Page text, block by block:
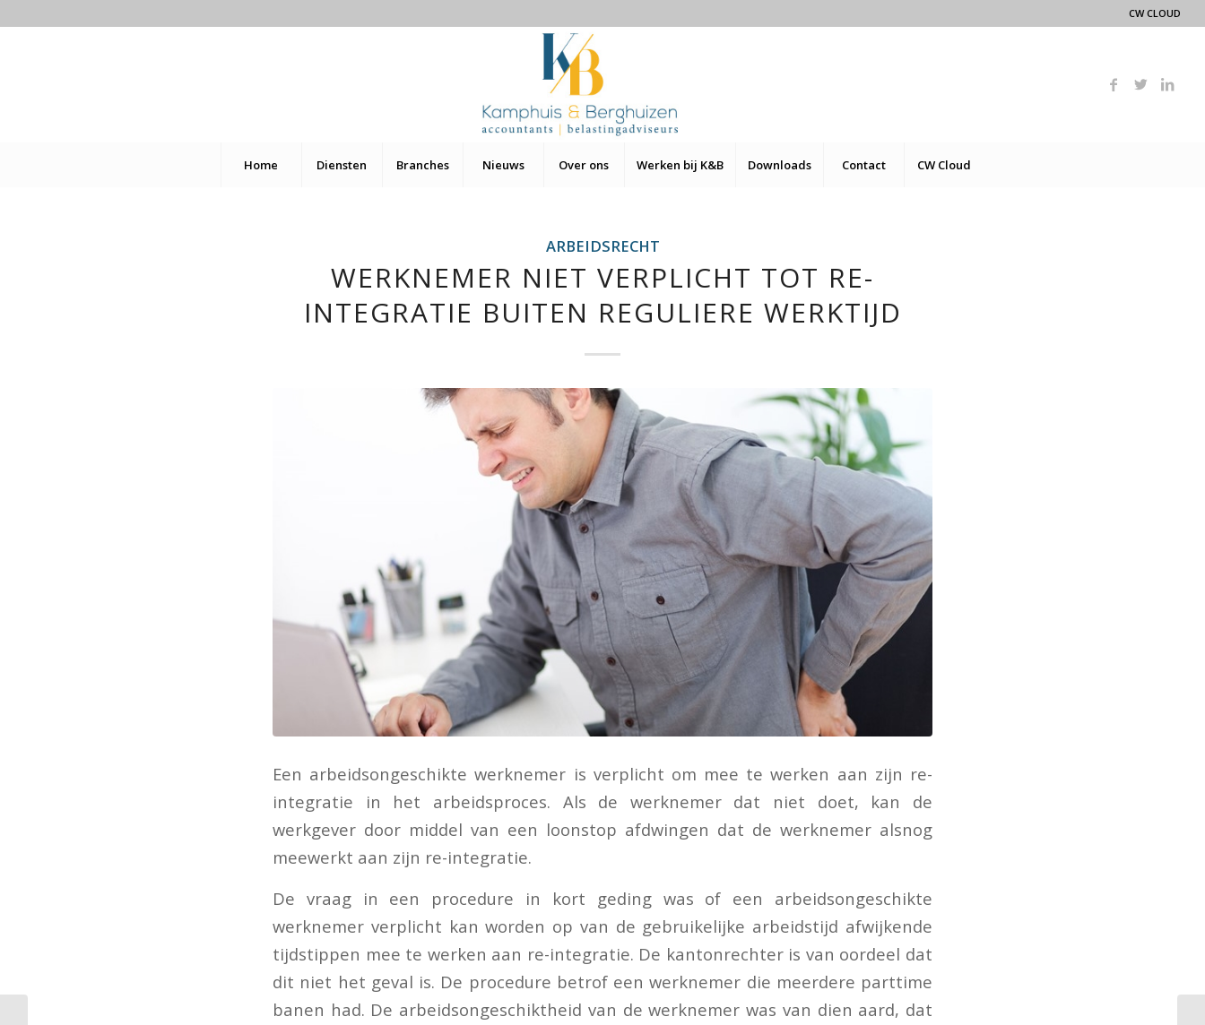
CW CLOUD
Home Diensten Branches Nieuws Over ons Werken bij K&B Downloads Contact CW Cloud
ARBEIDSRECHT
WERKNEMER NIET VERPLICHT TOT RE-
INTEGRATIE BUITEN REGULIERE WERKTIJD
Een arbeidsongeschikte werknemer is verplicht om mee te werken aan zijn re-
integratie in het arbeidsproces. Als de werknemer dat niet doet, kan de
werkgever door middel van een loonstop afdwingen dat de werknemer alsnog
meewerkt aan zijn re-integratie.
De vraag in een procedure in kort geding was of een arbeidsongeschikte
werknemer verplicht kan worden op van de gebruikelijke arbeidstijd afwijkende
tijdstippen mee te werken aan re-integratie. De kantonrechter is van oordeel dat
dit niet het geval is. De procedure betrof een werknemer die meerdere parttime
banen had. De arbeidsongeschiktheid van de werknemer was van dien aard, dat